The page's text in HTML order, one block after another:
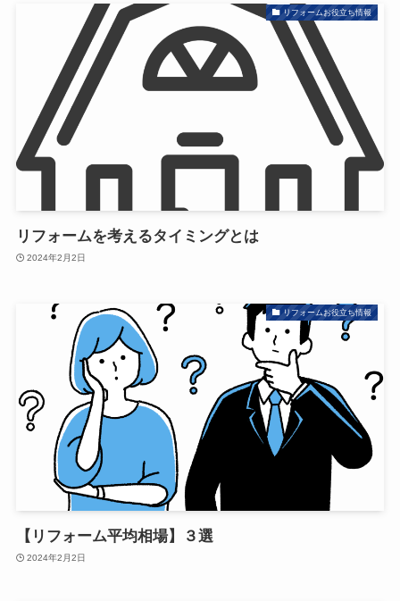
リフォームお役立ち情報
リフォームを考えるタイミングとは
2024年2月2日
リフォームお役立ち情報
【リフォーム平均相場】３選
2024年2月2日